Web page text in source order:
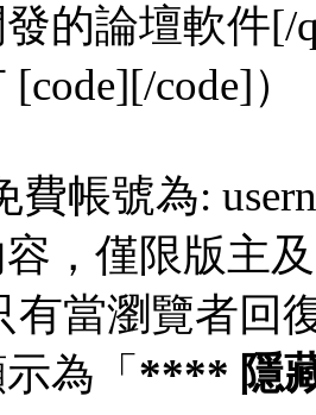
的論壇軟件
code]）
費帳號為:
，僅限版主
有當瀏覽者回
為「 **** 隱